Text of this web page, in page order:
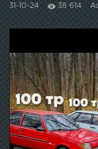
31-10-24 38 614